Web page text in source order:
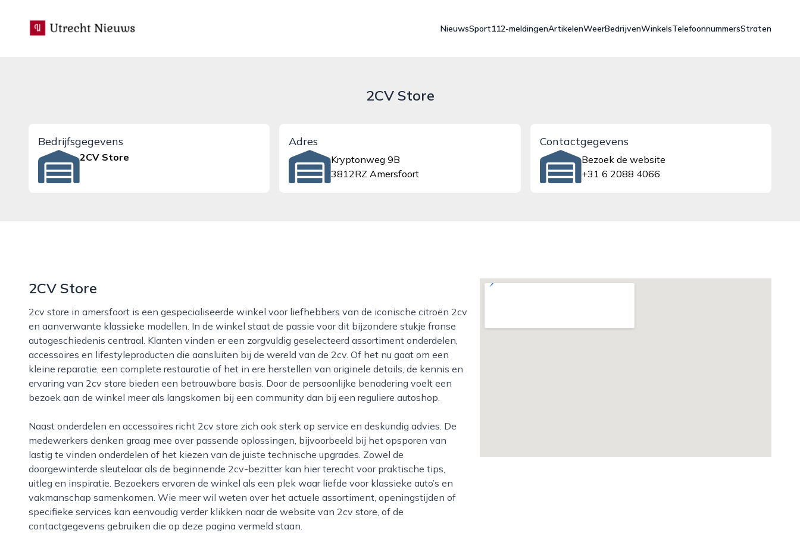
utrecht-nieuws.nl
NieuwsSport112-meldingenArtikelenWeerBedrijvenWinkelsTelefoonnummersStraten
2CV Store
Bedrijfsgegevens
2CV Store
Adres
Kryptonweg 9B
3812RZ Amersfoort
Contactgegevens
Bezoek de website
+31 6 2088 4066
2CV Store
2cv store in amersfoort is een gespecialiseerde winkel voor liefhebbers van de iconische citroën 2cv
en aanverwante klassieke modellen. In de winkel staat de passie voor dit bijzondere stukje franse
autogeschiedenis centraal. Klanten vinden er een zorgvuldig geselecteerd assortiment onderdelen,
accessoires en lifestyleproducten die aansluiten bij de wereld van de 2cv. Of het nu gaat om een
kleine reparatie, een complete restauratie of het in ere herstellen van originele details, de kennis en
ervaring van 2cv store bieden een betrouwbare basis. Door de persoonlijke benadering voelt een
bezoek aan de winkel meer als langskomen bij een community dan bij een reguliere autoshop.
Naast onderdelen en accessoires richt 2cv store zich ook sterk op service en deskundig advies. De
medewerkers denken graag mee over passende oplossingen, bijvoorbeeld bij het opsporen van
lastig te vinden onderdelen of het kiezen van de juiste technische upgrades. Zowel de
doorgewinterde sleutelaar als de beginnende 2cv-bezitter kan hier terecht voor praktische tips,
uitleg en inspiratie. Bezoekers ervaren de winkel als een plek waar liefde voor klassieke auto’s en
vakmanschap samenkomen. Wie meer wil weten over het actuele assortiment, openingstijden of
specifieke services kan eenvoudig verder klikken naar de website van 2cv store, of de
contactgegevens gebruiken die op deze pagina vermeld staan.